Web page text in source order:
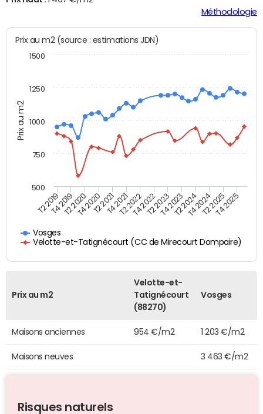
Méthodologie
Prix au m2
Prix au m2 (source : estimations JDN)
Vosges
Velotte-et-Tatignécourt (CC de Mirecourt Dompaire)
T2 2019T4 2019T2 2020T4 2020T2 2021T4 2021T2 2022T4 2022T2 2023T4 2023T2 2024T4 2024T2 2025T4 2025
1000
500
750
1250
1500
Prix au m2
Velotte-et-
Tatignécourt
(88270)
Vosges
Maisons anciennes 954 €/m2 1 203 €/m2
Maisons neuves 3 463 €/m2
Risques naturels